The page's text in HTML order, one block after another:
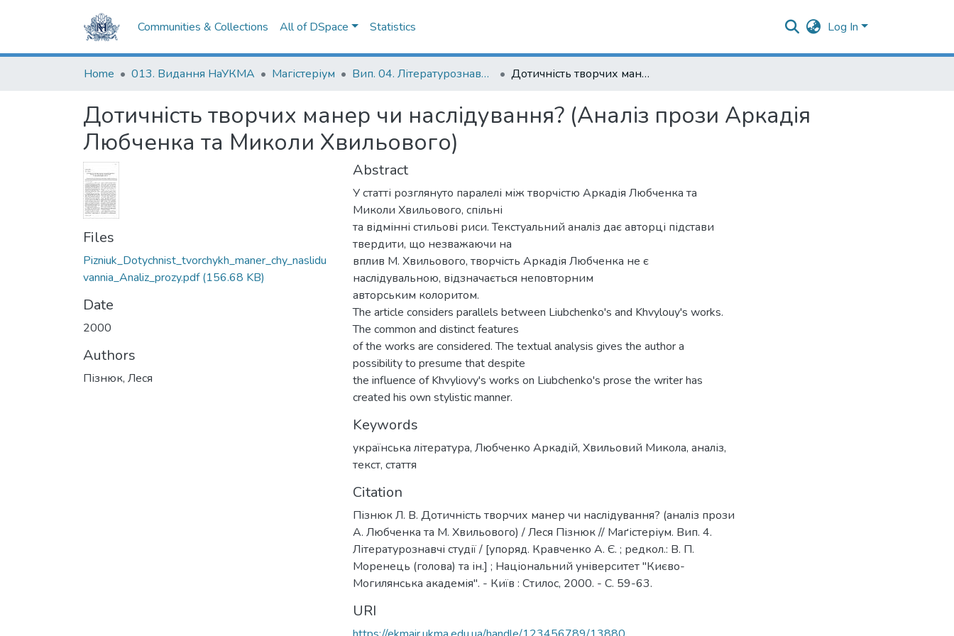
Communities & Collections All of DSpace Statistics Log In
Home 013. Видання НаУКМА Магістеріум Вип. 04. Літературознавчі студії Дотичність творчих манер чи наслідування? (Аналіз прози Аркадія Любченка та Миколи Хвильового)
Дотичність творчих манер чи наслідування? (Аналіз прози Аркадія
Любченка та Миколи Хвильового)
Files
Pizniuk_Dotychnist_tvorchykh_maner_chy_naslidu
vannia_Analiz_prozy.pdf(156.68 KB)
Date
2000
Authors
Пізнюк, Леся
Abstract
У статті розглянуто паралелі між творчістю Аркадія Любченка та
Миколи Хвильового, спільні
та відмінні стильові риси. Текстуальний аналіз дає авторці підстави
твердити, що незважаючи на
вплив M. Хвильового, творчість Аркадія Любченка не є
наслідувальною, відзначається неповторним
авторським колоритом.
The article considers parallels between Liubchenko's and Khvylouy's works.
The common and distinct features
of the works are considered. The textual analysis gives the author a
possibility to presume that despite
the influence of Khvyliovy's works on Liubchenko's prose the writer has
created his own stylistic manner.
Keywords
українська література, Любченко Аркадій, Хвильовий Микола, аналіз,
текст, стаття
Citation
Пізнюк Л. В. Дотичність творчих манер чи наслідування? (аналіз прози
А. Любченка та М. Хвильового) / Леся Пізнюк // Маґістеріум. Вип. 4.
Літературознавчі студії / [упоряд. Кравченко А. Є. ; редкол.: В. П.
Моренець (голова) та ін.] ; Національний університет "Києво-
Могилянська академія". - Київ : Стилос, 2000. - С. 59-63.
URI